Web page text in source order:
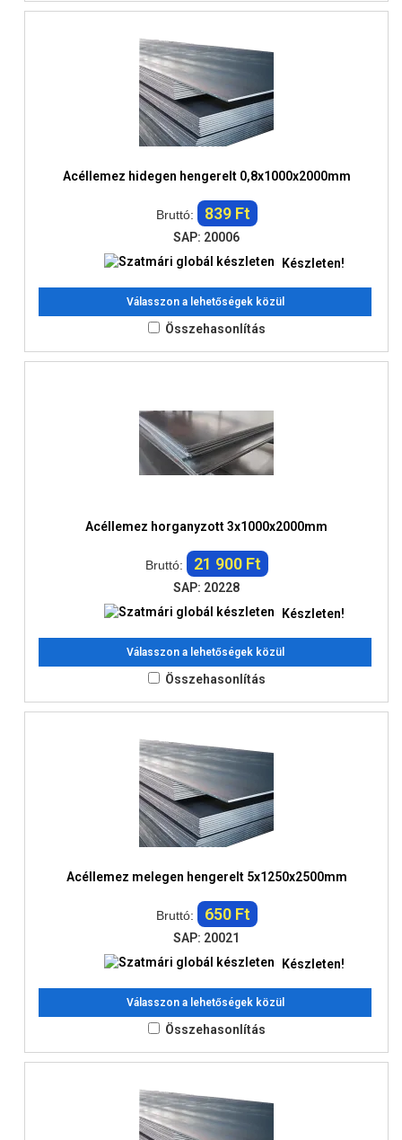
Acéllemez hidegen hengerelt 0,8x1000x2000mm
Bruttó: 839 Ft
SAP: 20006
Készleten!
Válasszon a lehetőségek közül
Összehasonlítás
Acéllemez horganyzott 3x1000x2000mm
Bruttó: 21 900 Ft
SAP: 20228
Készleten!
Válasszon a lehetőségek közül
Összehasonlítás
Acéllemez melegen hengerelt 5x1250x2500mm
Bruttó: 650 Ft
SAP: 20021
Készleten!
Válasszon a lehetőségek közül
Összehasonlítás